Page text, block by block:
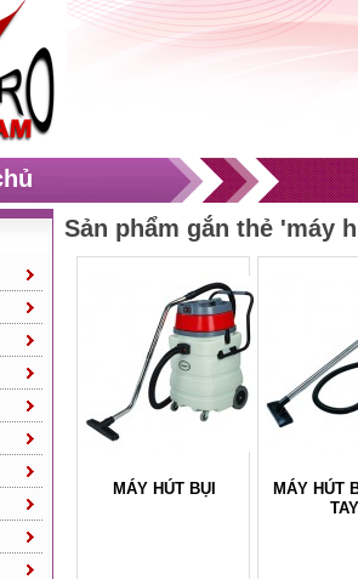
Sản phẩm gắn thẻ 'máy
MÁY HÚT BỤI
MÁY HÚT
TAY